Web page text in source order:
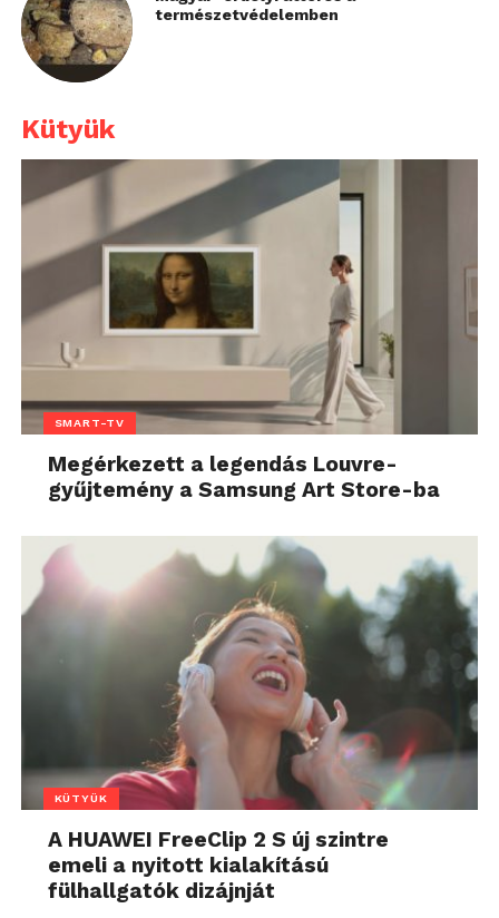
természetvédelemben
Kütyük
SMART-TV
Megérkezett a legendás Louvre-
gyűjtemény a Samsung Art Store-ba
KÜTYÜK
A HUAWEI FreeClip 2 S új szintre
emeli a nyitott kialakítású
fülhallgatók dizájnját